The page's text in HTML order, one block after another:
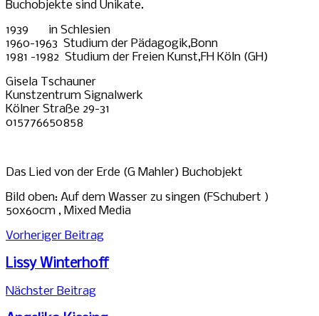
Buchobjekte sind Unikate.
1939 in Schlesien
1960-1963 Studium der Pädagogik,Bonn
1981 -1982 Studium der Freien Kunst,FH Köln (GH)
Gisela Tschauner
Kunstzentrum Signalwerk
Kölner Straße 29-31
015776650858
Das Lied von der Erde (G Mahler) Buchobjekt
Bild oben: Auf dem Wasser zu singen (FSchubert )
50x60cm , Mixed Media
Beitragsnavigation
Vorheriger Beitrag
Lissy Winterhoff
Nächster Beitrag